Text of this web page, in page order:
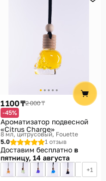
1 100 ₸2 000 ₸
-45%
Ароматизатор подвесной
«Citrus Charge»
8 мл, цитрусовый Fouette
5.0
1 отзыв
Доставим бесплатно в
пятницу, 14 августа
1